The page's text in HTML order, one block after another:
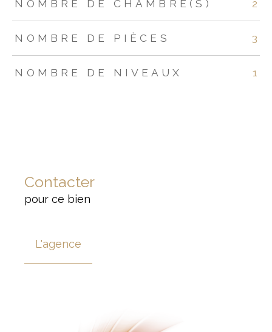
NOMBRE DE CHAMBRE(S) 2
NOMBRE DE PIÈCES 3
NOMBRE DE NIVEAUX 1
Contacter
pour ce bien
L'agence